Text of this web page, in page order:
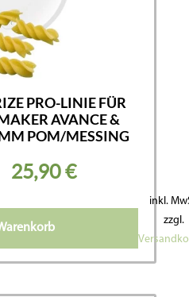
PRO-LINIE FÜR
AVANCE &
POM/MESSING
25,90€
inkl.
zzgl.